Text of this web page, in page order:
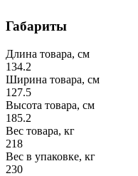
Габариты
Длина товара, см
134.2
Ширина товара, см
127.5
Высота товара, см
185.2
Вес товара, кг
218
Вес в упаковке, кг
230